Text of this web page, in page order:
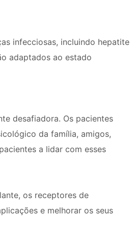
infecciosas, incluindo hepatite
adaptados ao estado
desafiadora. Os pacientes
da família, amigos,
a lidar com esses
os receptores de
e melhorar os seus